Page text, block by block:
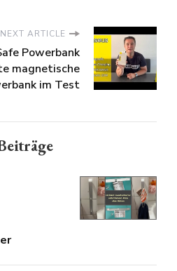
erster
Test
NEXT ARTICLE
Powerbank
magnetische
im Test